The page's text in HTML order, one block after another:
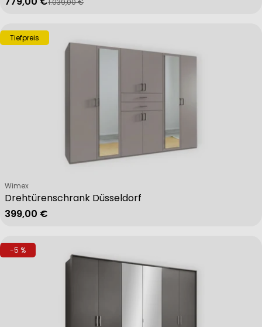
Verkaufspreis
Regulärer Preis
1.039,00 €
Tiefpreis
Drehtürenschrank Düsseldorf
Verkäufer:
Wimex
Regulärer Preis
399,00 €
-5 %